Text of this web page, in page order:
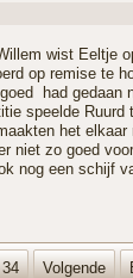
wist Eeltje
op remise te
had gedaan
speelde
het
niet zo goed
nog een schijf
34 Volgende